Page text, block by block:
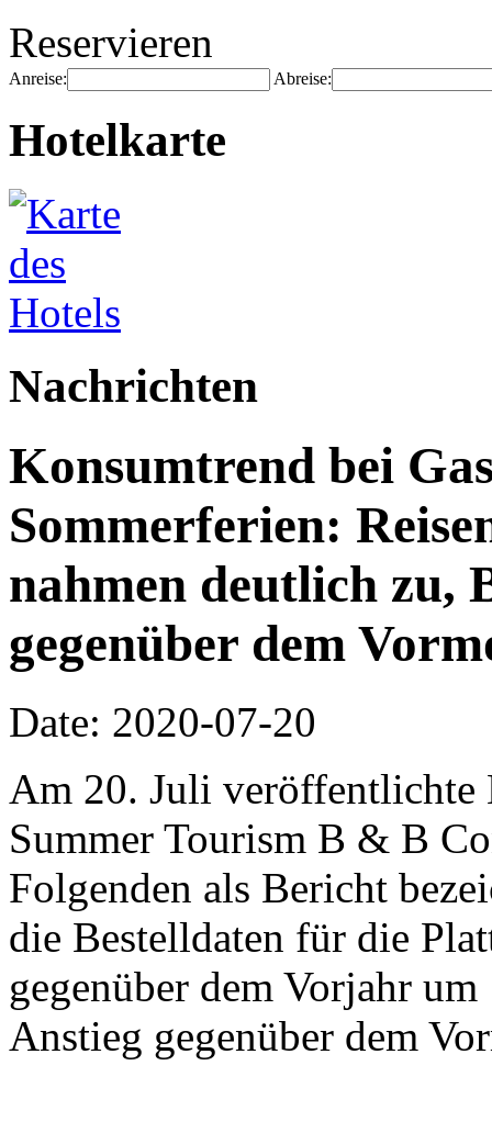
Reservieren
Anreise: Abreise:
Hotelkarte
Nachrichten
Konsumtrend bei
Sommerferien:
nahmen deutlich zu,
gegenüber dem
Date: 2020-07-20
Am 20. Juli
Summer Tourism B & B
Folgenden als Bericht
die Bestelldaten für die
gegenüber dem Vorjahr
Anstieg gegenüber dem